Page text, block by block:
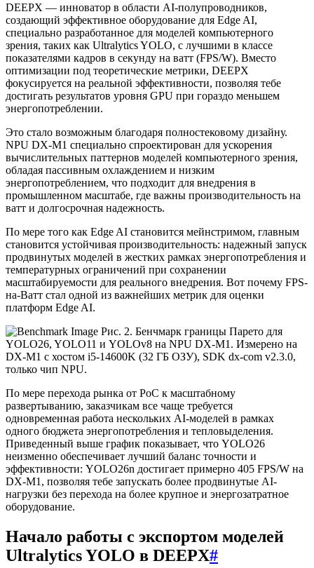
DEEPX — инноватор в области AI-полупроводников,
создающий эффективное оборудование для Edge AI,
специально разработанное для моделей компьютерного
зрения, таких как Ultralytics YOLO, с лучшими в классе
показателями кадров в секунду на ватт (FPS/W). Вместо
оптимизации под теоретические метрики, DEEPX
фокусируется на реальной эффективности, позволяя тебе
достигать результатов уровня GPU при гораздо меньшем
энергопотреблении.
Это стало возможным благодаря полностековому дизайну.
NPU DX-M1 специально спроектирован для ускорения
вычислительных паттернов моделей компьютерного зрения,
обладая пассивным охлаждением и низким
энергопотреблением, что подходит для внедрения в
промышленном масштабе, где важны производительность на
ватт и долгосрочная надежность.
По мере того как Edge AI становится мейнстримом, главным
становится устойчивая производительность: надежный запуск
продвинутых моделей в жестких рамках энергопотребления и
температурных ограничений при сохранении
масштабируемости для реального внедрения. Вот почему FPS-
на-Ватт стал одной из важнейших метрик для оценки
платформ Edge AI.
Рис. 2. Бенчмарк границы Парето для
YOLO26, YOLO11 и YOLOv8 на NPU DX-M1. Измерено на
DX-M1 с хостом i5-14600K (32 ГБ ОЗУ), SDK dx-com v2.3.0,
только чип NPU.
По мере перехода рынка от PoC к масштабному
развертыванию, заказчикам все чаще требуется
одновременная работа нескольких AI-моделей в рамках
одного бюджета энергопотребления и тепловыделения.
Приведенный выше график показывает, что YOLO26
неизменно обеспечивает лучший баланс точности и
эффективности: YOLO26n достигает примерно 405 FPS/W на
DX-M1, позволяя тебе запускать более продвинутые AI-
нагрузки без перехода на более крупное и энергозатратное
оборудование.
Начало работы с экспортом моделей
Ultralytics YOLO в DEEPX#